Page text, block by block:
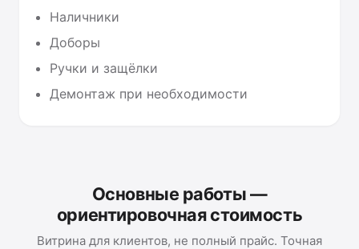
Наличники
Доборы
Ручки и защёлки
Демонтаж при необходимости
Основные работы —
ориентировочная стоимость
Витрина для клиентов, не полный прайс. Точная